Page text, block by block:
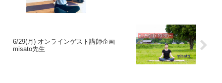
6/29(月) オンラインゲスト講師企画
misato先生